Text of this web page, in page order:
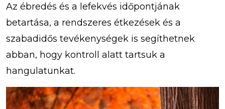
Az ébredés és a lefekvés időpontjának
betartása, a rendszeres étkezések és a
szabadidős tevékenységek is segíthetnek
abban, hogy kontroll alatt tartsuk a
hangulatunkat.